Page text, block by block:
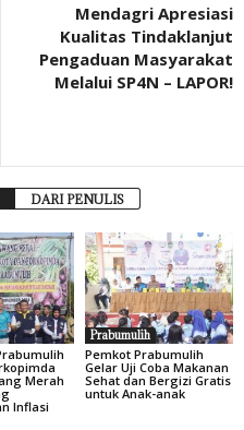
Mendagri Apresiasi
Kualitas Tindaklanjut
Pengaduan Masyarakat
Melalui SP4N – LAPOR!
DARI PENULIS
Merah
Inflasi
Prabumulih
Pemkot Prabumulih
Gelar Uji Coba Makanan
Sehat dan Bergizi Gratis
untuk Anak-anak